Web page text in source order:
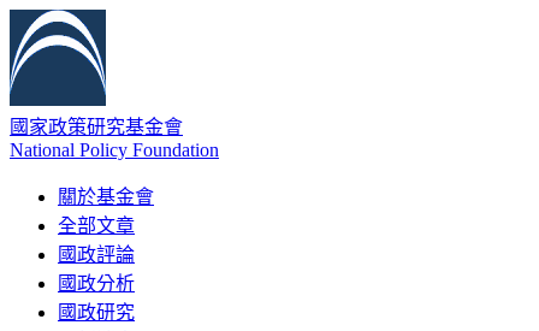
國家政策研究基金會
National Policy Foundation
關於基金會
全部文章
國政評論
國政分析
國政研究